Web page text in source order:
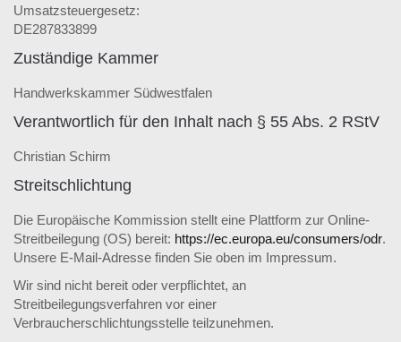
Umsatzsteuergesetz:
DE287833899
Zuständige Kammer
Handwerkskammer Südwestfalen
Verantwortlich für den Inhalt nach § 55 Abs. 2 RStV
Christian Schirm
Streitschlichtung
Die Europäische Kommission stellt eine Plattform zur Online-
Streitbeilegung (OS) bereit: https://ec.europa.eu/consumers/odr.
Unsere E-Mail-Adresse finden Sie oben im Impressum.
Wir sind nicht bereit oder verpflichtet, an
Streitbeilegungsverfahren vor einer
Verbraucherschlichtungsstelle teilzunehmen.